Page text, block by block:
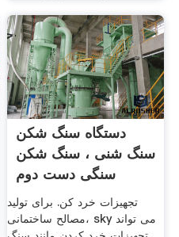
دستگاه سنگ شکن
سنگ شنی ، سنگ شکن
سنگی دست دوم
تجهیزات خرد کن. برای تولید
مصالح ساختمانی، sky می تواند